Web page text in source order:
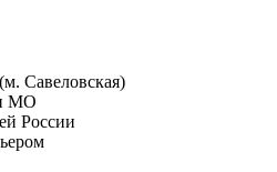
Савеловская)
МО
России